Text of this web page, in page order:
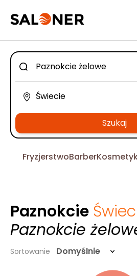
Szukaj
FryzjerstwoBarber
Paznokcie
Paznokcie
Sortowanie Domyślnie